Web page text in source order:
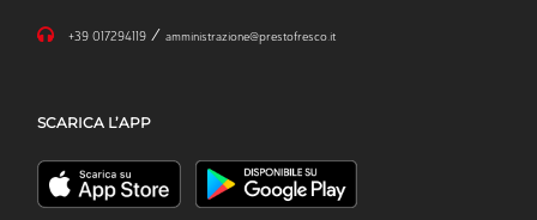
+39 017294119/ amministrazione@prestofresco.it
SCARICA L’APP